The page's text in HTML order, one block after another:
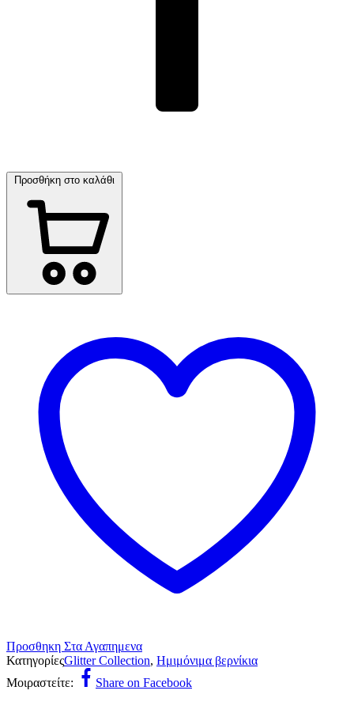
Προσθήκη στο καλάθι
Προσθηκη Στα Αγαπημενα
ΚατηγορίεςGlitter Collection, Ημιμόνιμα βερνίκια
Μοιραστείτε:
Share on Facebook